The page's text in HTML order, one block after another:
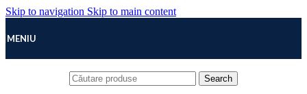
Skip to navigation Skip to main content
MENIU
Search